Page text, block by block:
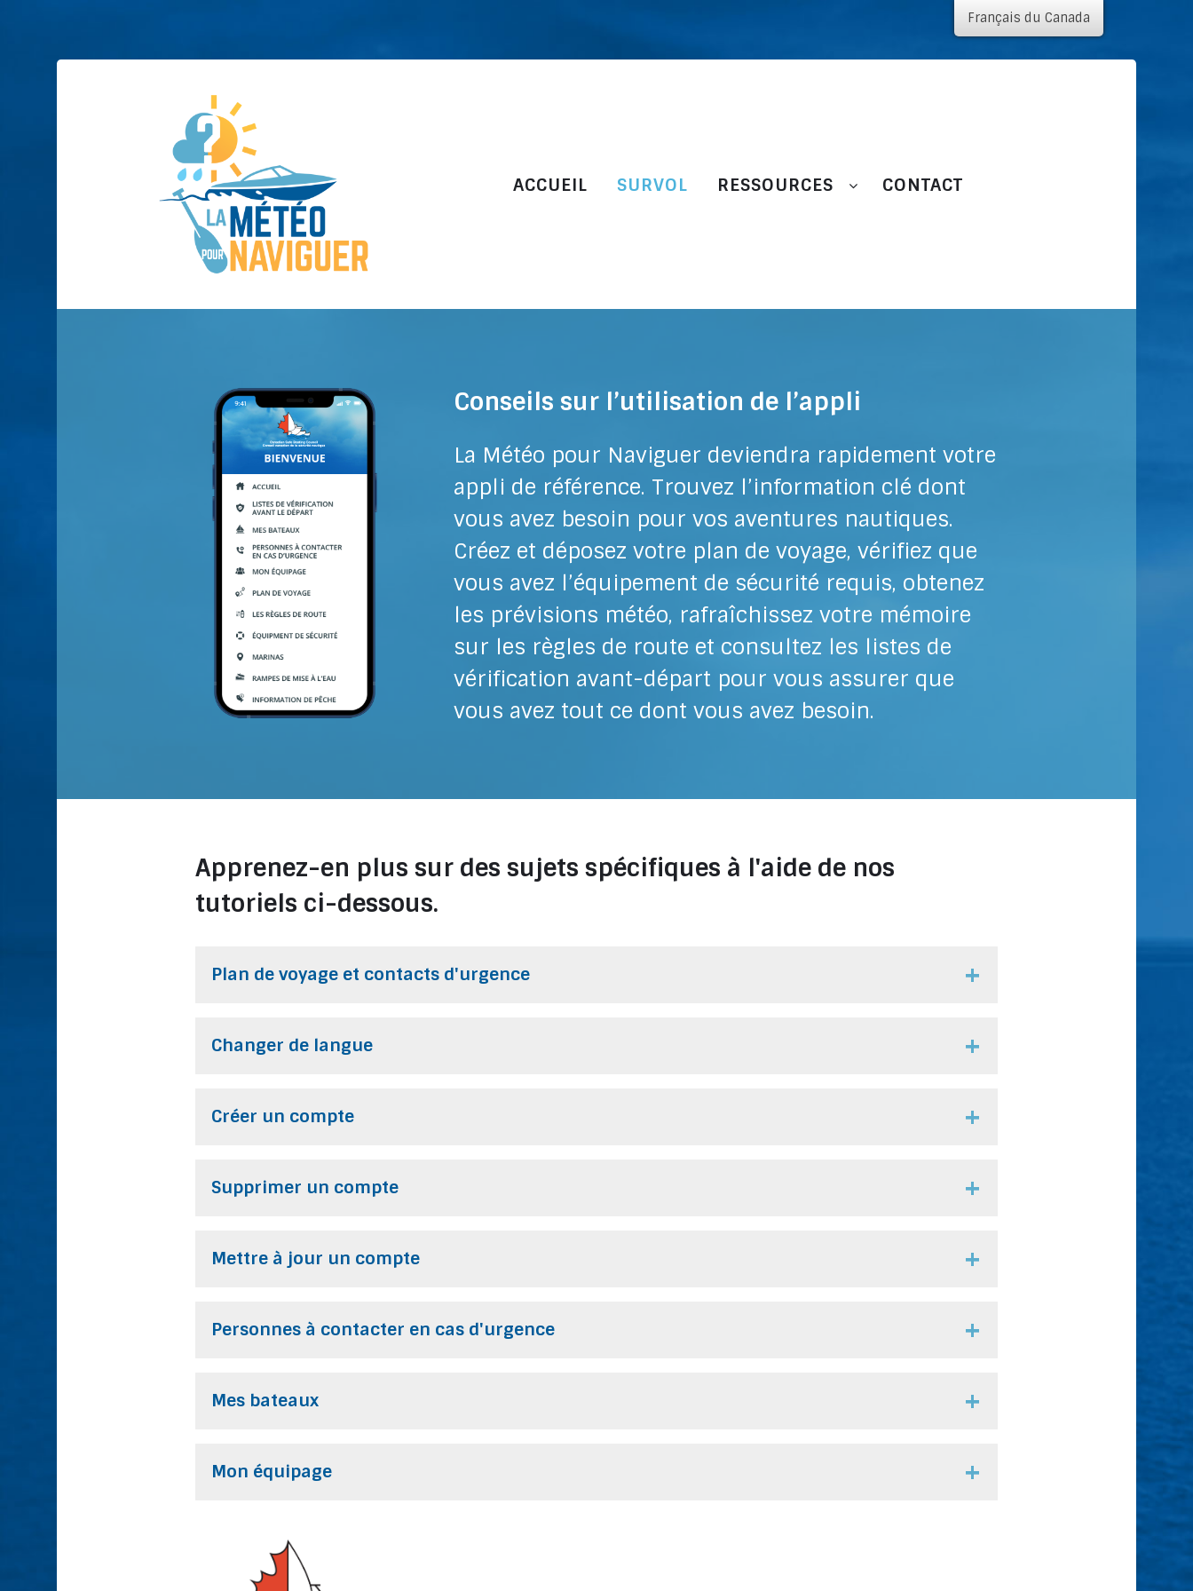
ACCUEIL SURVOL RESSOURCES CONTACT
Conseils sur l’utilisation de l’appli
La Météo pour Naviguer deviendra rapidement votre
appli de référence. Trouvez l’information clé dont
vous avez besoin pour vos aventures nautiques.
Créez et déposez votre plan de voyage, vérifiez que
vous avez l’équipement de sécurité requis, obtenez
les prévisions météo, rafraîchissez votre mémoire
sur les règles de route et consultez les listes de
vérification avant-départ pour vous assurer que
vous avez tout ce dont vous avez besoin.
Apprenez-en plus sur des sujets spécifiques à l'aide de nos
tutoriels ci-dessous.
Plan de voyage et contacts d'urgence
Changer de langue
Créer un compte
Supprimer un compte
Mettre à jour un compte
Personnes à contacter en cas d'urgence
Mes bateaux
Mon équipage
Français du Canada